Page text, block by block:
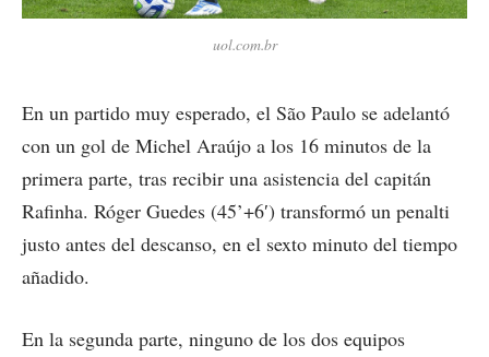
uol.com.br
En un partido muy esperado, el São Paulo se adelantó
con un gol de Michel Araújo a los 16 minutos de la
primera parte, tras recibir una asistencia del capitán
Rafinha. Róger Guedes (45’+6′) transformó un penalti
justo antes del descanso, en el sexto minuto del tiempo
añadido.
En la segunda parte, ninguno de los dos equipos